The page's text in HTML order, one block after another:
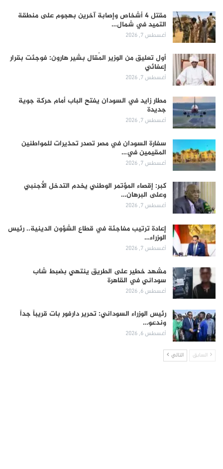
مقتل 4 أشخاص وإصابة آخرين بهجوم على منطقة
التميد في شمال…
أغسطس 7, 2026
أول تعليق من الوزير المُقال بشير هارون: فوجئت بقرار
إعفائي
أغسطس 7, 2026
مطار زايد في السودان يفتح الباب أمام حركة جوية
جديدة
أغسطس 7, 2026
سفارة السودان في مصر تصدر تحذيرات للمواطنين
المقيمين في…
أغسطس 7, 2026
كبر: إقصاء المؤتمر الوطني يخدم التدخل الأجنبي
وعلى البرهان…
أغسطس 7, 2026
إعادة ترتيب مفاجئة في قطاع الشؤون الدينية.. رئيس
الوزراء…
أغسطس 7, 2026
مشهد خطير على الطريق ينتهي بضبط شاب
سوداني في القاهرة
أغسطس 6, 2026
رئيس الوزراء السوداني: تحرير دارفور بات قريباً جداً
وندعو…
أغسطس 6, 2026
السابق التالي